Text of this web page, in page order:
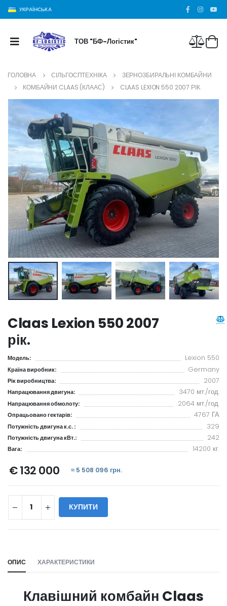
УКРАЇНСЬКА
ТОВ "БФ-Логістик"
ГОЛОВНА СІЛЬГОСПТЕХНІКА
ЗЕРНОЗБИРАЛЬНІ КОМБАЙНИ
КОМБАЙНИ CLAAS (КЛААС)
CLAAS LEXION 550 2007 РІК.
Claas Lexion 550 2007
рік.
Модель: Lexion 550
Країна виробник: Germany
Рік виробництва: 2007
Напрацювання двигуна: 3470 мт./год.
Напрацювання обмолоту: 2064 мт./год.
Опрацьовано гектарів: 4767 ГА
Потужність двигуна к.с. : 329
Потужність двигуна кВт.: 242
Вага: 14200 кг.
€ 132 000 ≈ 5 508 096 грн.
КУПИТИ
ОПИС ХАРАКТЕРИСТИКИ
Клавішний комбайн Claas